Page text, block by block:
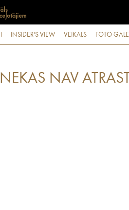
INSIDER'S VIEW VEIKALS FOTO
NEKAS NAV